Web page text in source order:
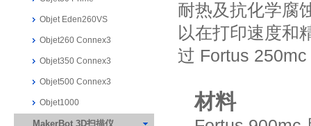
Objet Eden260VS
Objet260 Connex3
Objet350 Connex3
Objet500 Connex3
Objet1000
MakerBot 3D扫描仪
耐热及抗化学腐
以在打印速度和
过 Fortus
材料